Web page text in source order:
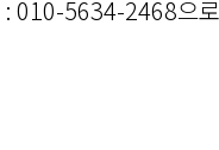
: 010-5634-2468으